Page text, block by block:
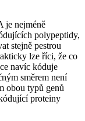
je nejméně
polypeptidy,
stejně pestrou
lze říci, že co
navíc kóduje
směrem není
obou typů genů
proteiny